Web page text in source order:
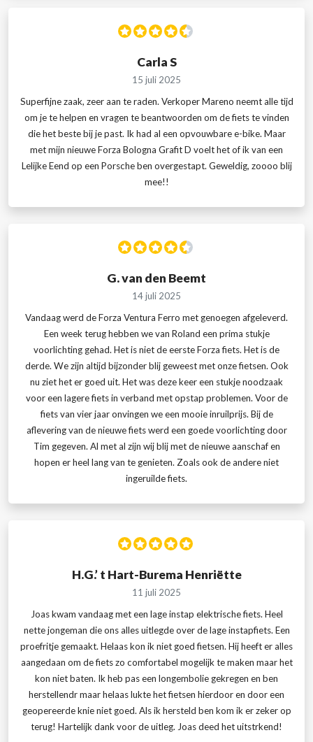
Carla S
15 juli 2025
Superfijne zaak, zeer aan te raden. Verkoper Mareno neemt alle tijd
om je te helpen en vragen te beantwoorden om de fiets te vinden
die het beste bij je past. Ik had al een opvouwbare e-bike. Maar
met mijn nieuwe Forza Bologna Grafit D voelt het of ik van een
Lelijke Eend op een Porsche ben overgestapt. Geweldig, zoooo blij
mee!!
G. van den Beemt
14 juli 2025
Vandaag werd de Forza Ventura Ferro met genoegen afgeleverd.
Een week terug hebben we van Roland een prima stukje
voorlichting gehad. Het is niet de eerste Forza fiets. Het is de
derde. We zijn altijd bijzonder blij geweest met onze fietsen. Ook
nu ziet het er goed uit. Het was deze keer een stukje noodzaak
voor een lagere fiets in verband met opstap problemen. Voor de
fiets van vier jaar onvingen we een mooie inruilprijs. Bij de
aflevering van de nieuwe fiets werd een goede voorlichting door
Tim gegeven. Al met al zijn wij blij met de nieuwe aanschaf en
hopen er heel lang van te genieten. Zoals ook de andere niet
ingeruilde fiets.
H.G.’ t Hart-Burema Henriëtte
11 juli 2025
Joas kwam vandaag met een lage instap elektrische fiets. Heel
nette jongeman die ons alles uitlegde over de lage instapfiets. Een
proefritje gemaakt. Helaas kon ik niet goed fietsen. Hij heeft er alles
aangedaan om de fiets zo comfortabel mogelijk te maken maar het
kon niet baten. Ik heb pas een longembolie gekregen en ben
herstellendr maar helaas lukte het fietsen hierdoor en door een
geopereerde knie niet goed. Als ik hersteld ben kom ik er zeker op
terug! Hartelijk dank voor de uitleg. Joas deed het uitstrkend!